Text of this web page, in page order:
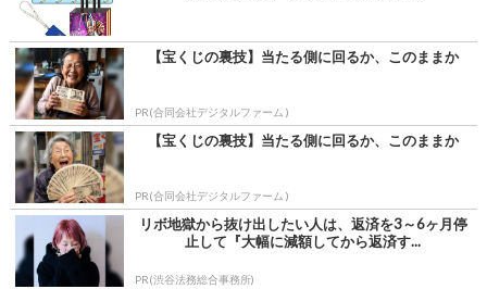
【宝くじの裏技】当たる側に回るか、このままか
PR(合同会社デジタルファーム )
【宝くじの裏技】当たる側に回るか、このままか
PR(合同会社デジタルファーム )
リボ地獄から抜け出したい人は、返済を3～6ヶ月停
止して『大幅に減額してから返済す...
PR(渋谷法務総合事務所)